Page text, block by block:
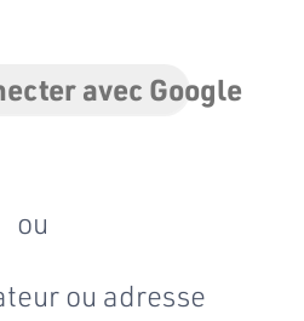
avec Google
ou
ou adresse